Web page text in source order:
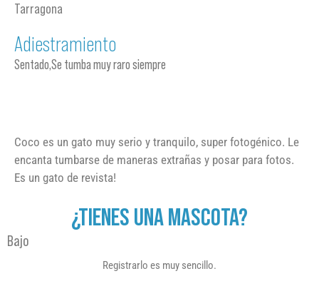
Tarragona
Adiestramiento
Sentado,Se tumba muy raro siempre
Coco es un gato muy serio y tranquilo, super fotogénico. Le
encanta tumbarse de maneras extrañas y posar para fotos.
Es un gato de revista!
¿TIENES UNA MASCOTA?
Bajo
Registrarlo es muy sencillo.